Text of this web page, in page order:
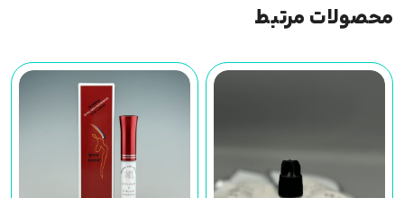
محصولات مرتبط